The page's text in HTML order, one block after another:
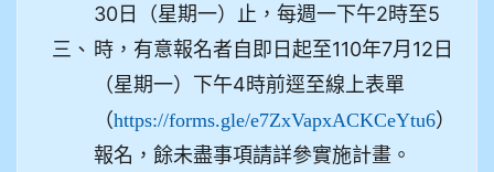
三、
30日（星期一）止，每週一下午2時至5
時，有意報名者自即日起至110年7月12日
（星期一）下午4時前逕至線上表單
（https://forms.gle/e7ZxVapxACKCeYtu6）
報名，餘未盡事項請詳參實施計畫。